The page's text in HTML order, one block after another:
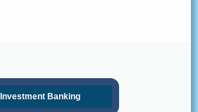
Investment Banking